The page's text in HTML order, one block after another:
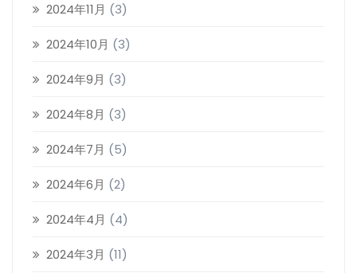
2024年11月 (3)
2024年10月 (3)
2024年9月 (3)
2024年8月 (3)
2024年7月 (5)
2024年6月 (2)
2024年4月 (4)
2024年3月 (11)